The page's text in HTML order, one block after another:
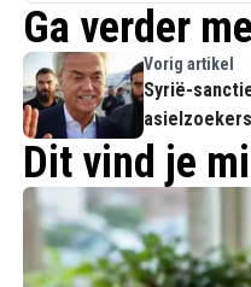
Ga verder
Vorig artikel
Syrië-
Dit vind je